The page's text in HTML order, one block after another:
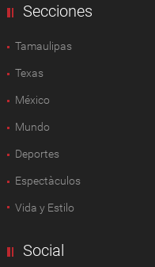
Secciones
Tamaulipas
Texas
México
Mundo
Deportes
Espectàculos
Vida y Estilo
Social